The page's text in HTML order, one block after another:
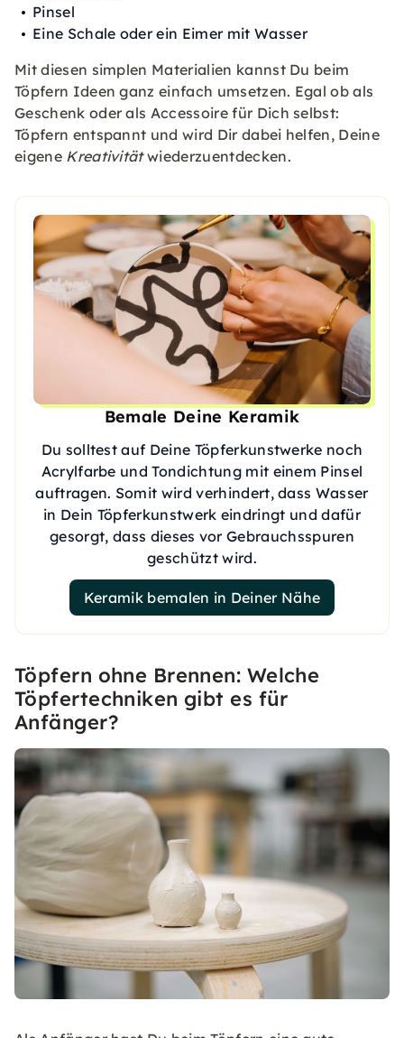
Pinsel
Eine Schale oder ein Eimer mit Wasser
Mit diesen simplen Materialien kannst Du beim
Töpfern Ideen ganz einfach umsetzen. Egal ob als
Geschenk oder als Accessoire für Dich selbst:
Töpfern entspannt und wird Dir dabei helfen, Deine
eigene Kreativitätwiederzuentdecken.
Bemale Deine Keramik
Du solltest auf Deine Töpferkunstwerke noch
Acrylfarbe und Tondichtung mit einem Pinsel
auftragen. Somit wird verhindert, dass Wasser
in Dein Töpferkunstwerk eindringt und dafür
gesorgt, dass dieses vor Gebrauchsspuren
geschützt wird.
Keramik bemalen in Deiner Nähe
Töpfern ohne Brennen: Welche
Töpfertechniken gibt es für
Anfänger?